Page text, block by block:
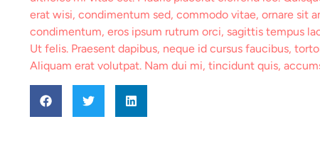
erat wisi, condimentum sed, commodo vitae, ornare sit
condimentum, eros ipsum rutrum orci, sagittis tempus
Ut felis. Praesent dapibus, neque id cursus faucibus,
Aliquam erat volutpat. Nam dui mi, tincidunt quis,